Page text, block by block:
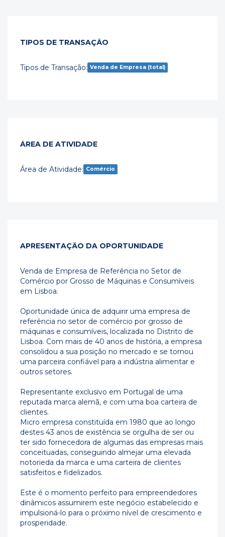
TIPOS DE TRANSAÇÃO
Tipos de Transação: Venda de Empresa (total)
ÁREA DE ATIVIDADE
Área de Atividade: Comércio
APRESENTAÇÃO DA OPORTUNIDADE
Venda de Empresa de Referência no Setor de
Comércio por Grosso de Máquinas e Consumíveis
em Lisboa.
Oportunidade única de adquirir uma empresa de
referência no setor de comércio por grosso de
máquinas e consumíveis, localizada no Distrito de
Lisboa. Com mais de 40 anos de história, a empresa
consolidou a sua posição no mercado e se tornou
uma parceira confiável para a indústria alimentar e
outros setores.
Representante exclusivo em Portugal de uma
reputada marca alemã, e com uma boa carteira de
clientes.
Micro empresa constituída em 1980 que ao longo
destes 43 anos de existência se orgulha de ser ou
ter sido fornecedora de algumas das empresas mais
conceituadas, conseguindo almejar uma elevada
notorieda da marca e uma carteira de clientes
satisfeitos e fidelizados.
Este é o momento perfeito para empreendedores
dinâmicos assumirem este negócio estabelecido e
impulsioná-lo para o próximo nível de crescimento e
prosperidade.